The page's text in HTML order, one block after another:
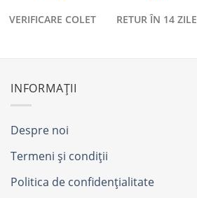
VERIFICARE COLET RETUR ÎN 14 ZILE
INFORMAȚII
Despre noi
Termeni și condiții
Politica de confidențialitate